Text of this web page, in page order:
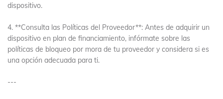
dispositivo.
4. **Consulta las Políticas del Proveedor**: Antes de adquirir un
dispositivo en plan de financiamiento, infórmate sobre las
políticas de bloqueo por mora de tu proveedor y considera si es
una opción adecuada para ti.
---